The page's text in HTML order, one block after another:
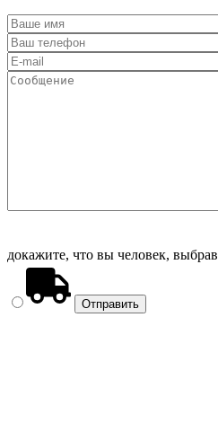
докажите, что вы человек, выбрав